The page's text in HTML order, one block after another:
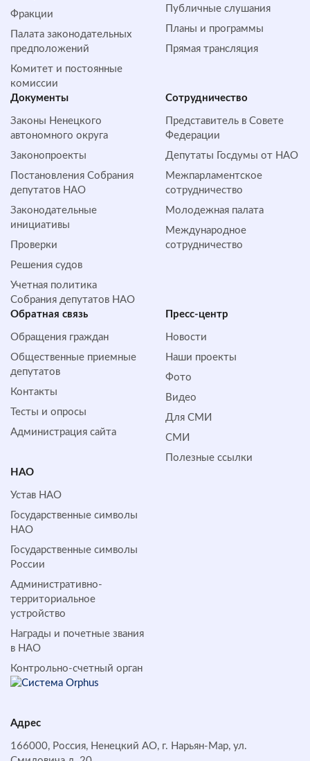
Фракции
Палата законодательных
предположений
Комитет и постоянные
комиссии
Публичные слушания
Планы и программы
Прямая трансляция
Документы
Законы Ненецкого
автономного округа
Законопроекты
Постановления Собрания
депутатов НАО
Законодательные
инициативы
Проверки
Решения судов
Учетная политика
Собрания депутатов НАО
Сотрудничество
Представитель в Совете
Федерации
Депутаты Госдумы от НАО
Межпарламентское
сотрудничество
Молодежная палата
Международное
сотрудничество
Обратная cвязь
Обращения граждан
Общественные приемные
депутатов
Контакты
Тесты и опросы
Администрация сайта
Пресс-центр
Новости
Наши проекты
Фото
Видео
Для СМИ
СМИ
Полезные ссылки
НАО
Устав НАО
Государственные символы
НАО
Государственные символы
России
Административно-
территориальное
устройство
Награды и почетные звания
в НАО
Контрольно-счетный орган
Адрес
166000, Россия, Ненецкий АО, г. Нарьян-Мар, ул.